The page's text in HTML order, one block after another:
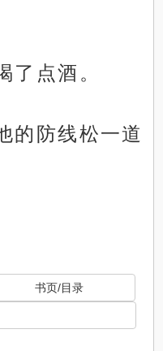
了点酒。
的防线松一道
书页/目录